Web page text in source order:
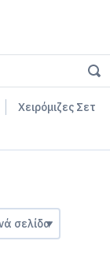
Χειρόμιζες Σετ